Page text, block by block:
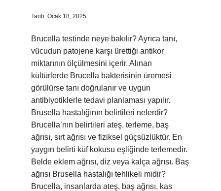
Tarih: Ocak 18, 2025
Brucella testinde neye bakılır? Ayrıca tanı,
vücudun patojene karşı ürettiği antikor
miktarının ölçülmesini içerir. Alınan
kültürlerde Brucella bakterisinin üremesi
görülürse tanı doğrulanır ve uygun
antibiyotiklerle tedavi planlaması yapılır.
Brusella hastalığının belirtileri nelerdir?
Brucella’nın belirtileri ateş, terleme, baş
ağrısı, sırt ağrısı ve fiziksel güçsüzlüktür. En
yaygın belirti küf kokusu eşliğinde terlemedir.
Belde eklem ağrısı, diz veya kalça ağrısı. Baş
ağrısı Brusella hastalığı tehlikeli midir?
Brucella, insanlarda ateş, baş ağrısı, kas